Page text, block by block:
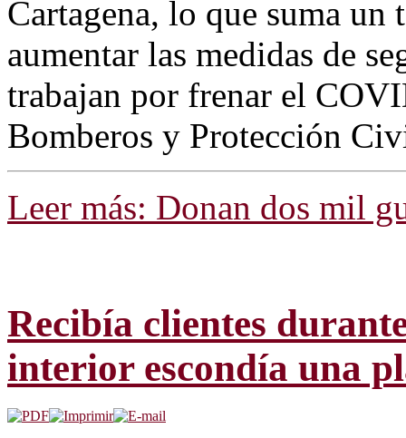
Cartagena, lo que suma un
aumentar las medidas de
trabajan por frenar el
Bomberos y Protección
Leer más: Donan dos mil
Recibía clientes
interior escondía una